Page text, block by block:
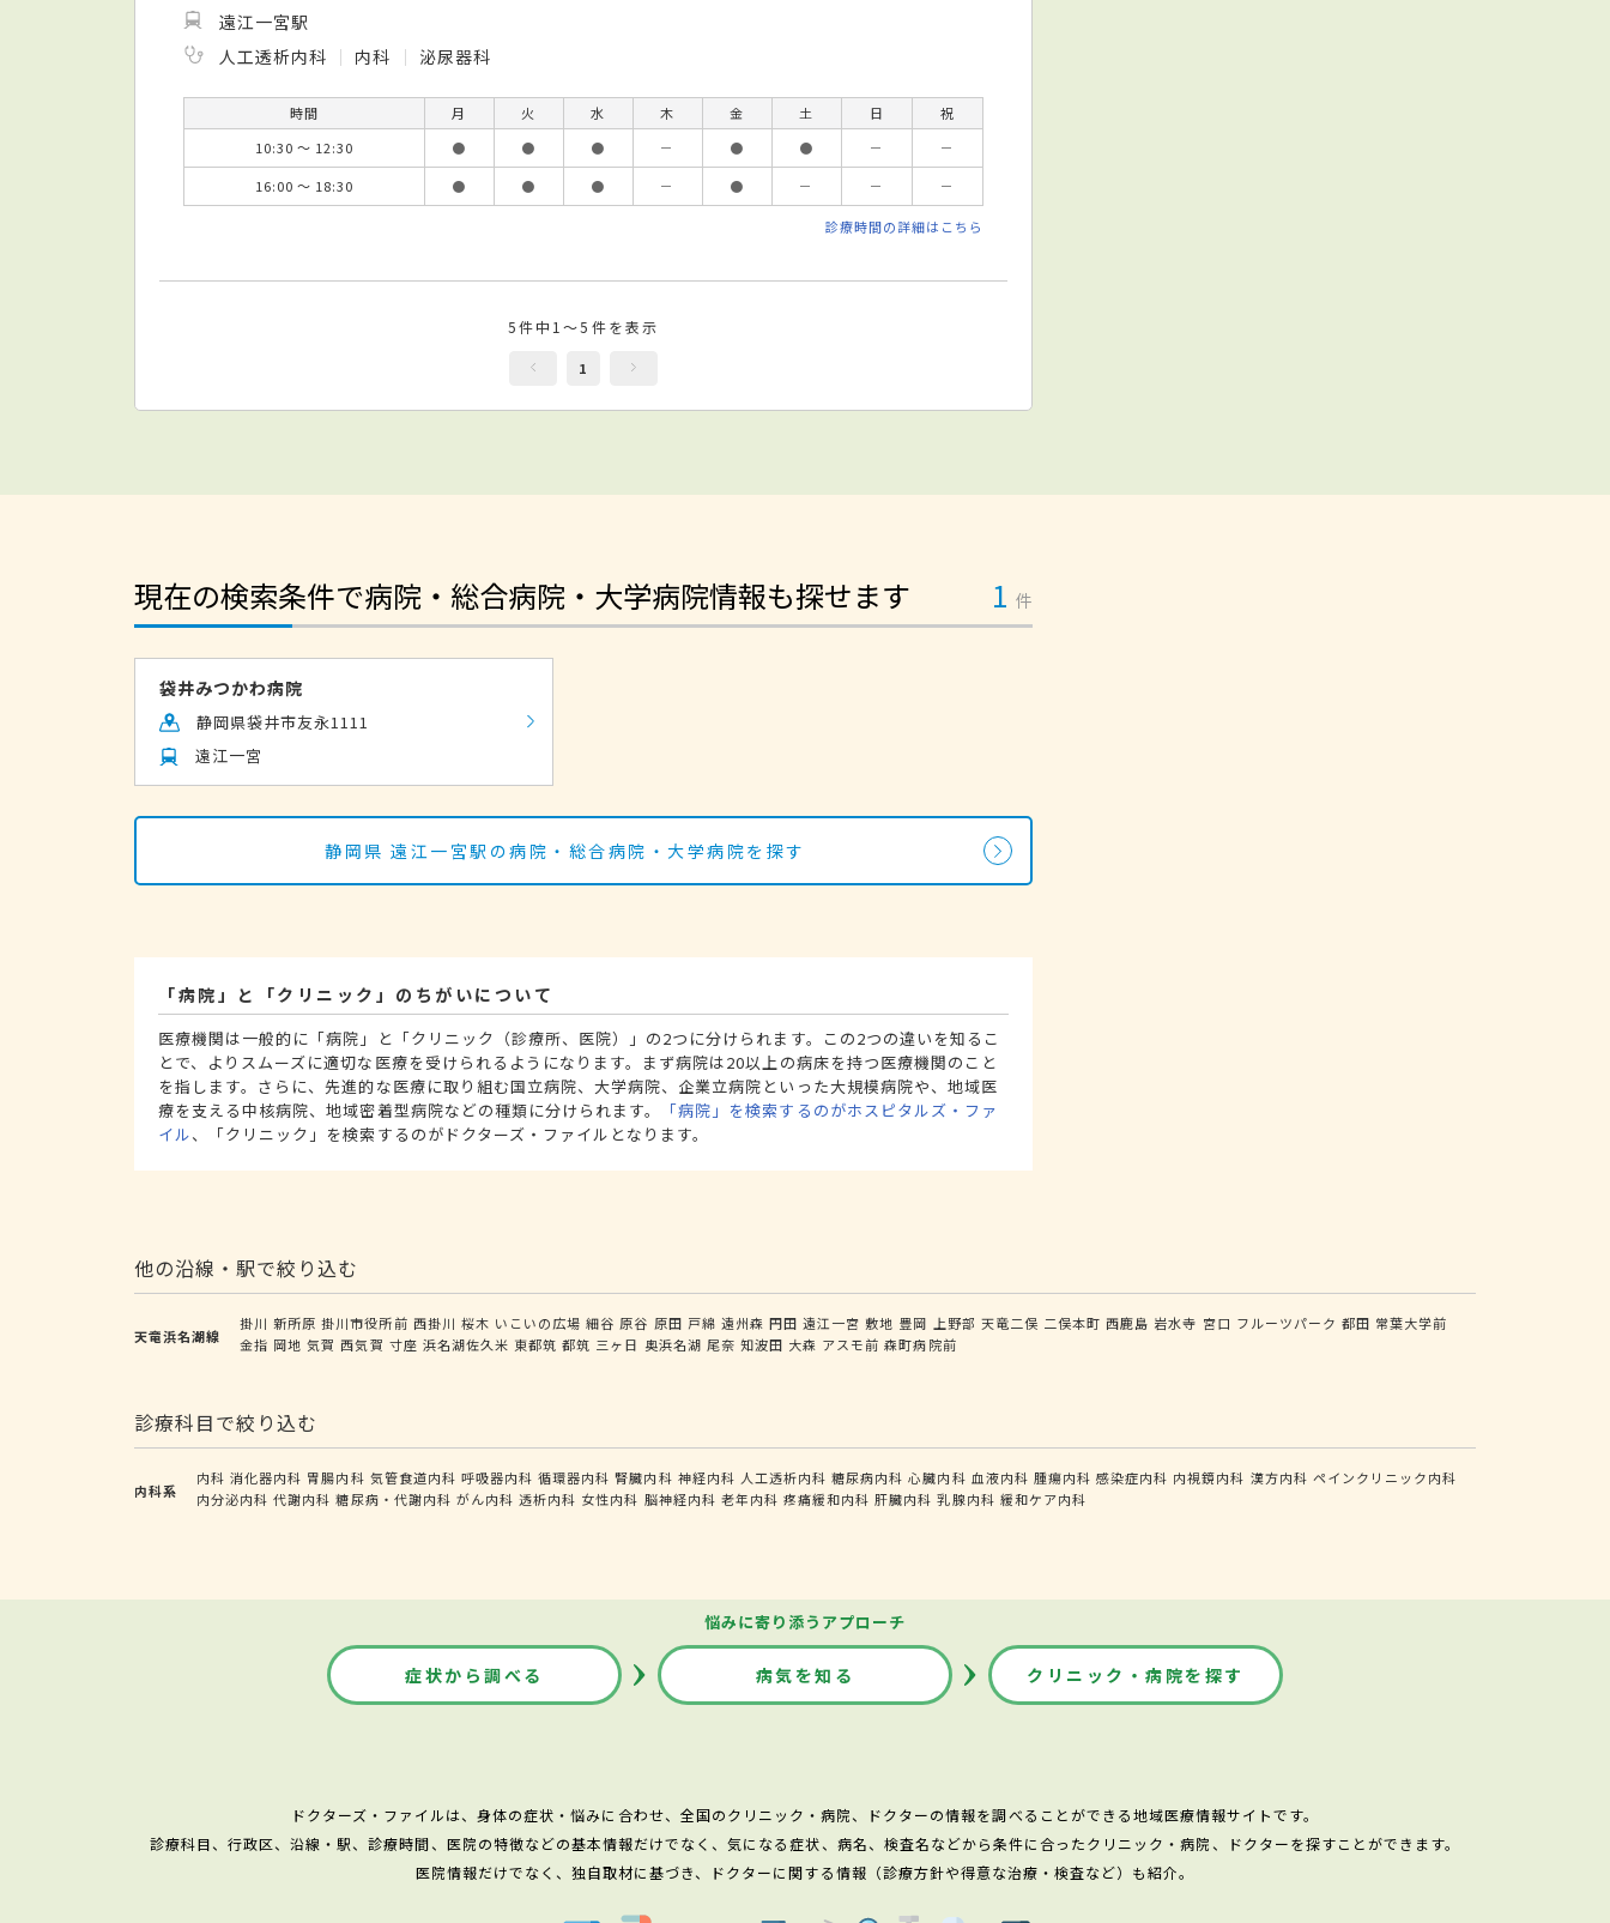
遠江一宮駅
人工透析内科
内科 泌尿器科
時間 月 火 水 木 金 土 日
祝
10:30 ～ 12:30
● ● ● － ● ● －
－
16:00 ～ 18:30
● ● ● － ● － － －
診療時間の詳細はこちら
5件中1～5件を表示
1
現在の検索条件で病院・総合病院・大学病院情報も探せます 1 件
袋井みつかわ病院
静岡県袋井市友永1111
遠江一宮
静岡県 遠江一宮駅の病院・総合病院・大学病院を探す
「病院」と「クリニック」のちがいについて
医療機関は一般的に「病院」と「クリニック（診療所、医院）」の2つに分けられます。この2つの違いを知るこ
とで、よりスムーズに適切な医療を受けられるようになります。まず病院は20以上の病床を持つ医療機関のこと
を指します。さらに、先進的な医療に取り組む国立病院、大学病院、企業立病院といった大規模病院や、地域医
療を支える中核病院、地域密着型病院などの種類に分けられます。
「病院」を検索するのがホスピタルズ・ファ
イル、「クリニック」を検索するのがドクターズ・ファイルとなります。
他の沿線・駅で絞り込む
天竜浜名湖線
掛川 新所原 掛川市役所前 西掛川 桜木 いこいの広場 細谷 原谷 原田 戸綿 遠州森 円田 遠江一宮 敷地 豊岡 上野部 天竜二俣 二俣本町 西鹿島 岩水寺 宮口 フルーツパーク 都田 常葉大学前
金指 岡地 気賀 西気賀 寸座 浜名湖佐久米 東都筑 都筑 三ヶ日 奥浜名湖 尾奈 知波田 大森 アスモ前 森町病院前
診療科目で絞り込む
内科系
内科 消化器内科 胃腸内科 気管食道内科 呼吸器内科 循環器内科 腎臓内科 神経内科 人工透析内科 糖尿病内科 心臓内科 血液内科 腫瘍内科 感染症内科 内視鏡内科 漢方内科 ペインクリニック内科
内分泌内科 代謝内科 糖尿病・代謝内科 がん内科 透析内科 女性内科 脳神経内科 老年内科 疼痛緩和内科 肝臓内科 乳腺内科 緩和ケア内科
悩みに寄り添うアプローチ
症状から調べる 病気を知る クリニック・病院を探す
ドクターズ・ファイルは、身体の症状・悩みに合わせ、全国のクリニック・病院、ドクターの情報を調べることができる地域医療情報サイトです。
診療科目、行政区、沿線・駅、診療時間、医院の特徴などの基本情報だけでなく、気になる症状、病名、検査名などから条件に合ったクリニック・病院、ドクターを探すことができます。
医院情報だけでなく、独自取材に基づき、ドクターに関する情報（診療方針や得意な治療・検査など）も紹介。